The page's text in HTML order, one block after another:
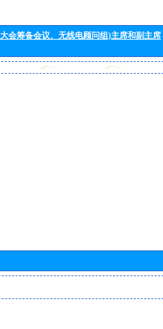
会筹备会议、无线电顾问组)主席和副主席